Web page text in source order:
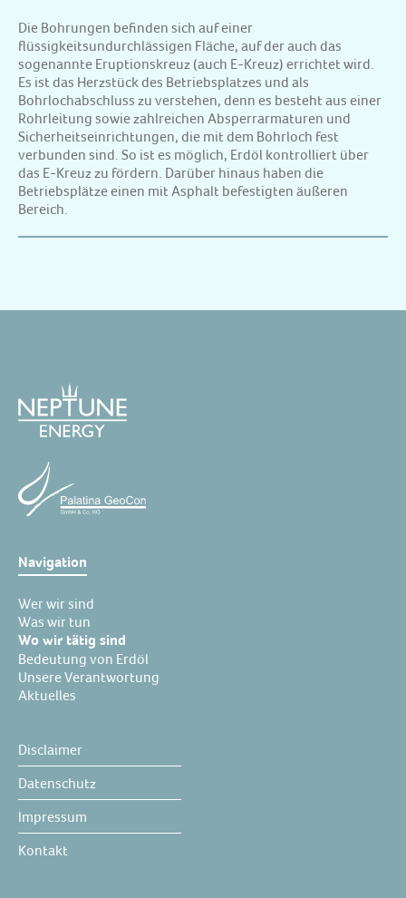
Die Bohrungen befinden sich auf einer
flüssigkeitsundurchlässigen Fläche, auf der auch das
sogenannte Eruptionskreuz (auch E-Kreuz) errichtet wird.
Es ist das Herzstück des Betriebsplatzes und als
Bohrlochabschluss zu verstehen, denn es besteht aus einer
Rohrleitung sowie zahlreichen Absperrarmaturen und
Sicherheitseinrichtungen, die mit dem Bohrloch fest
verbunden sind. So ist es möglich, Erdöl kontrolliert über
das E-Kreuz zu fördern. Darüber hinaus haben die
Betriebsplätze einen mit Asphalt befestigten äußeren
Bereich.
Navigation
Wer wir sind
Was wir tun
Wo wir tätig sind
Bedeutung von Erdöl
Unsere Verantwortung
Aktuelles
Disclaimer
Datenschutz
Impressum
Kontakt